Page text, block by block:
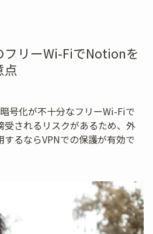
フリーWi-FiでNotionを
点
号化が不十分なフリーWi-Fiで
受されるリスクがあるため、外
るならVPNでの保護が有効で